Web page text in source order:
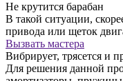
Не крутится барабан
В такой ситуации,
привода или щеток
Вызвать мастера
Вибрирует, трясется и
Для решения данной